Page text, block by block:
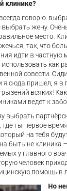
клинике?
говорю:
жену.
место.
так, что
идти в частную
как
совести.
я сюда пришел, я в
всяких!
ведет к
выбрать
ты первое
на тебя
быть не клиника
у главного
человек
помощь в
Но